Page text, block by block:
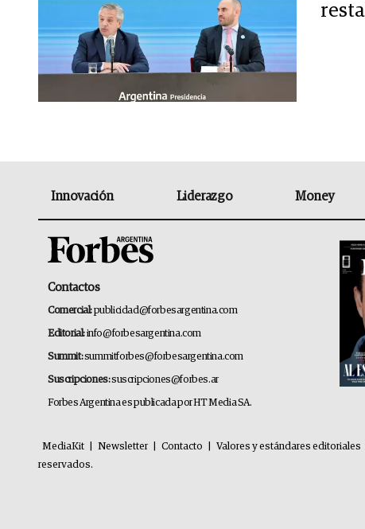
Innovación Liderazgo Money
Contactos
Comercial:publicidad@forbesargentina.com
Editorial:info@forbesargentina.com
Summit:summitforbes@forbesargentina.com
Suscripciones:suscripciones@forbes.ar
Forbes Argentina es publicada por HT Media SA.
MediaKit Newsletter Contacto Valores y estándares editoriales
reservados.